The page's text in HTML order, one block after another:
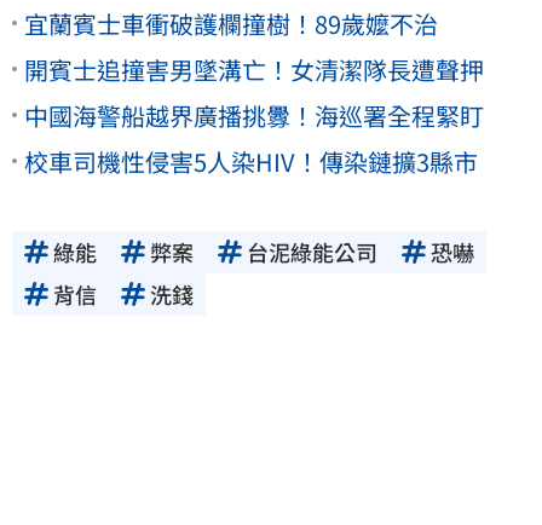
宜蘭賓士車衝破護欄撞樹！89歲嬤不治
開賓士追撞害男墜溝亡！女清潔隊長遭聲押
中國海警船越界廣播挑釁！海巡署全程緊盯
校車司機性侵害5人染HIV！傳染鏈擴3縣市
綠能 弊案 台泥綠能公司
恐嚇
背信
洗錢